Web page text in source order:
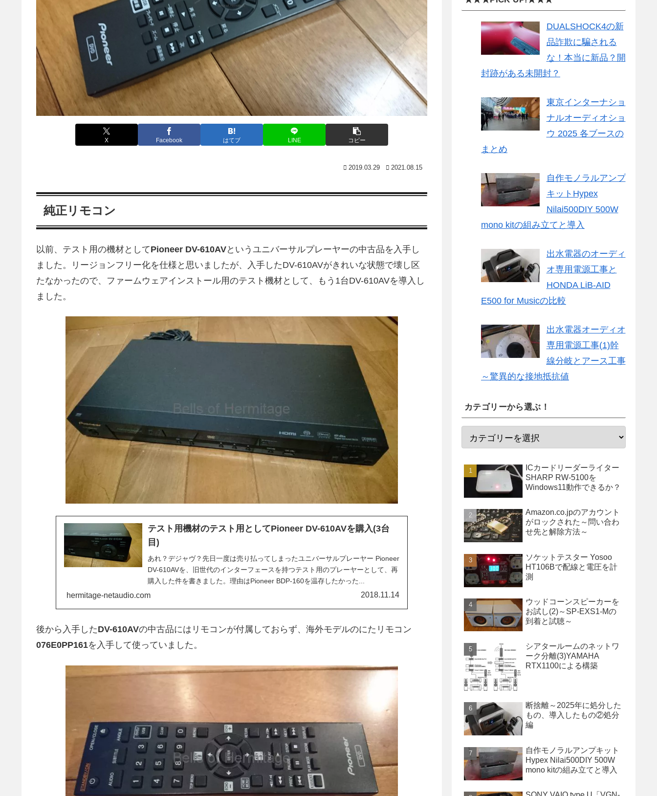
X Facebook はてブ LINE コピー
2019.03.29 2021.08.15
純正リモコン
以前、テスト用の機材としてPioneer DV-610AVというユニバーサルプレーヤーの中古品を入手し
ました。リージョンフリー化を仕様と思いましたが、入手したDV-610AVがきれいな状態で壊し区
たなかったので、ファームウェアインストール用のテスト機材として、もう1台DV-610AVを導入し
ました。
テスト用機材のテスト用としてPioneer DV-610AVを購入(3台
目)
あれ？デジャヴ？先日一度は売り払ってしまったユニバーサルプレーヤー Pioneer
DV-610AVを、旧世代のインターフェースを持つテスト用のプレーヤーとして、再
購入した件を書きました。理由はPioneer BDP-160を温存したかった...
hermitage-netaudio.com 2018.11.14
後から入手したDV-610AVの中古品にはリモコンが付属しておらず、海外モデルのにたリモコン
076E0PP161を入手して使っていました。
DUALSHOCK4の新
品詐欺に騙される
な！本当に新品？開
封跡がある未開封？
東京インターナショ
ナルオーディオショ
ウ 2025 各ブースの
まとめ
自作モノラルアンプ
キットHypex
Nilai500DIY 500W
mono kitの組み立てと導入
出水電器のオーディ
オ専用電源工事と
HONDA LiB-AID
E500 for Musicの比較
出水電器オーディオ
専用電源工事(1)幹
線分岐とアース工事
～驚異的な接地抵抗値
カテゴリーから選ぶ！
ICカードリーダーライター
SHARP RW-5100を
Windows11動作できるか？
Amazon.co.jpのアカウント
がロックされた～問い合わ
せ先と解除方法～
ソケットテスター Yosoo
HT106Bで配線と電圧を計
測
ウッドコーンスピーカーを
お試し(2)～SP-EXS1-Mの
到着と試聴～
シアタールームのネットワ
ーク分離(3)YAMAHA
RTX1100による構築
断捨離～2025年に処分した
もの、導入したもの②処分
編
自作モノラルアンプキット
Hypex Nilai500DIY 500W
mono kitの組み立てと導入